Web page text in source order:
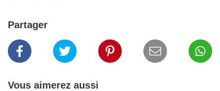
Partager
Vous aimerez aussi